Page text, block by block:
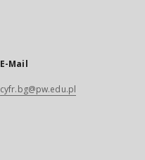
E-Mail
cyfr.bg@pw.edu.pl